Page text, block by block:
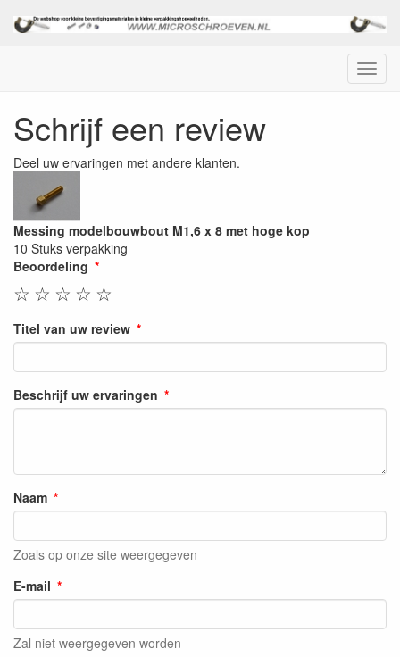
Menu
Schrijf een review
Deel uw ervaringen met andere klanten.
Messing modelbouwbout M1,6 x 8 met hoge kop
10 Stuks verpakking
Beoordeling
☆
☆
☆
☆
☆
Titel van uw review
Beschrijf uw ervaringen
Naam
Zoals op onze site weergegeven
E-mail
Zal niet weergegeven worden